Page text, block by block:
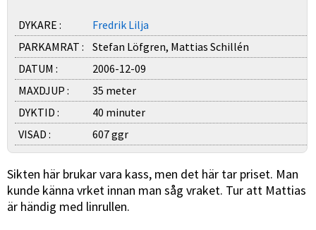
DYKARE :
Fredrik Lilja
PARKAMRAT :
Stefan Löfgren, Mattias Schillén
DATUM :
2006-12-09
MAXDJUP :
35 meter
DYKTID :
40 minuter
VISAD :
607 ggr
Sikten här brukar vara kass, men det här tar priset. Man
kunde känna vrket innan man såg vraket. Tur att Mattias
är händig med linrullen.